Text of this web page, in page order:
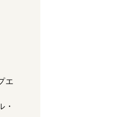
エ
・